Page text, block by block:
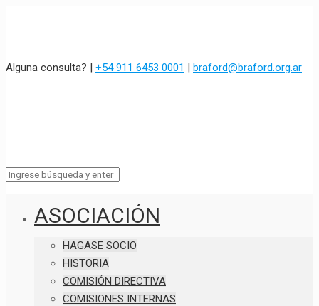
Alguna consulta? | +54 911 6453 0001 | braford@braford.org.ar
ASOCIACIÓN
HAGASE SOCIO
HISTORIA
COMISIÓN DIRECTIVA
COMISIONES INTERNAS